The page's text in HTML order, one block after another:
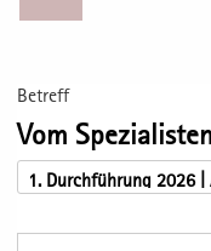
Betreff
Vom